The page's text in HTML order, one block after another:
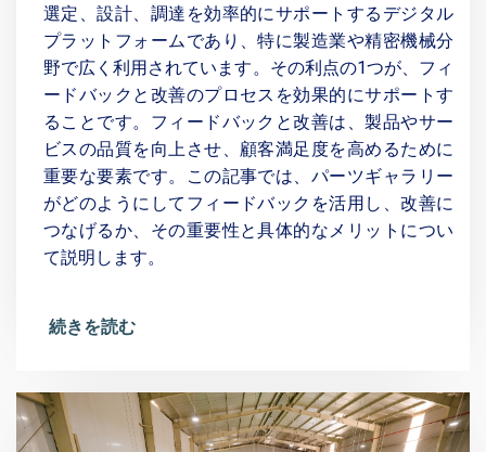
選定、設計、調達を効率的にサポートするデジタル
プラットフォームであり、特に製造業や精密機械分
野で広く利用されています。その利点の1つが、フィ
ードバックと改善のプロセスを効果的にサポートす
ることです。フィードバックと改善は、製品やサー
ビスの品質を向上させ、顧客満足度を高めるために
重要な要素です。この記事では、パーツギャラリー
がどのようにしてフィードバックを活用し、改善に
つなげるか、その重要性と具体的なメリットについ
て説明します。
続きを読む